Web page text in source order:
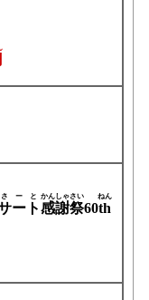
ート
ーと
感謝
かんしゃ
祭
さい
60th
ねん